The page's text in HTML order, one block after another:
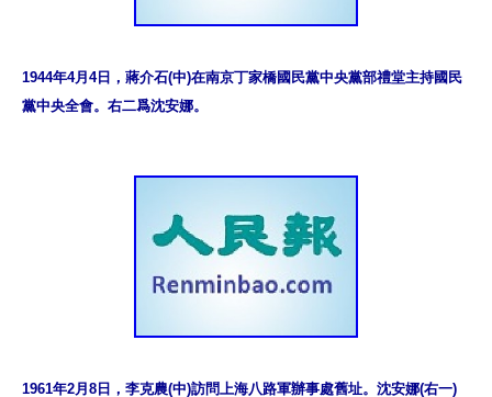
1944年4月4日，蔣介石(中)在南京丁家橋國民黨中央黨部禮堂主持國民
黨中央全會。右二爲沈安娜。
1961年2月8日，李克農(中)訪問上海八路軍辦事處舊址。沈安娜(右一)